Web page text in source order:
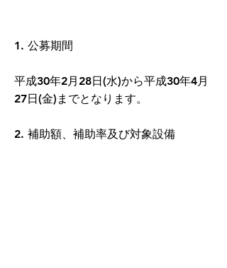
1. 公募期間
平成30年2月28日(水)から平成30年4月
27日(金)までとなります。
2. 補助額、補助率及び対象設備